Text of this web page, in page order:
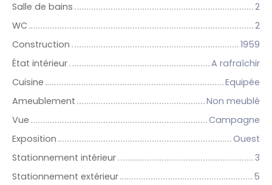
Salle de bains
2
WC
2
Construction
1959
État intérieur
A rafraîchir
Cuisine
Equipée
Ameublement
Non meublé
Vue
Campagne
Exposition
Ouest
Stationnement intérieur
3
Stationnement extérieur
5